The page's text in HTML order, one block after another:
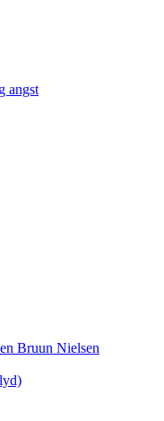
angst
Bruun Nielsen